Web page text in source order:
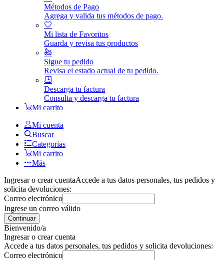
Métodos de Pago
Agrega y valida tus métodos de pago.
Mi lista de Favoritos
Guarda y revisa tus productos
Sigue tu pedido
Revisa el estado actual de tu pedido.
Descarga tu factura
Consulta y descarga tu factura
Mi carrito
Mi cuenta
Buscar
Categorías
Mi carrito
Más
Ingresar o crear cuentaAccede a tus datos personales, tus pedidos y
solicita devoluciones:
Correo electrónico
Ingrese un correo válido
Continuar
Bienvenido/a
Ingresar o crear cuenta
Accede a tus datos personales, tus pedidos y solicita devoluciones:
Correo electrónico